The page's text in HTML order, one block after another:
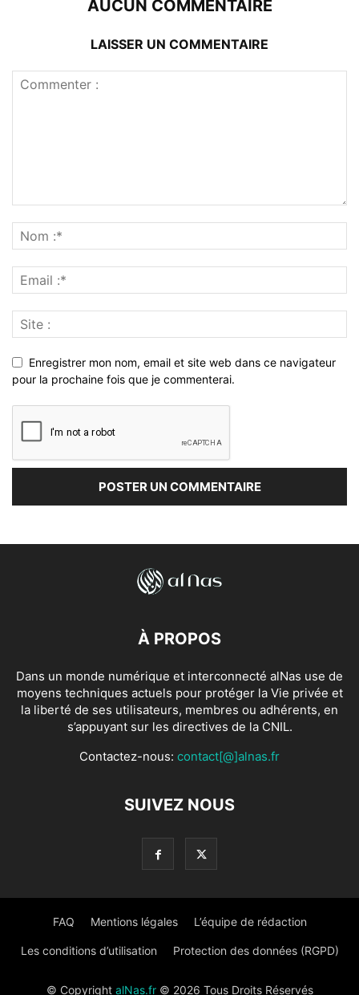
AUCUN COMMENTAIRE
LAISSER UN COMMENTAIRE
Enregistrer mon nom, email et site web dans ce navigateur
pour la prochaine fois que je commenterai.
À PROPOS
Dans un monde numérique et interconnecté alNas use de
moyens techniques actuels pour protéger la Vie privée et
la liberté de ses utilisateurs, membres ou adhérents, en
s’appuyant sur les directives de la CNIL.
Contactez-nous: contact[@]alnas.fr
SUIVEZ NOUS
FAQ Mentions légales L’équipe de rédaction
Les conditions d’utilisation Protection des données (RGPD)
© Copyright alNas.fr© 2026 Tous Droits Réservés